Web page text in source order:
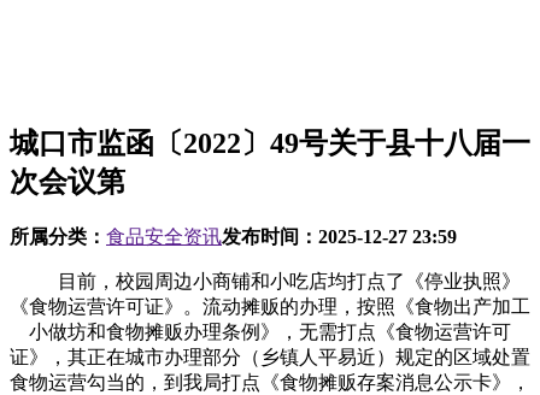
城口市监函〔2022〕49号关于县十八届一
次会议第
所属分类： 食品安全资讯发布时间： 2025-12-27 23:59
目前，校园周边小商铺和小吃店均打点了《停业执照》
《食物运营许可证》。流动摊贩的办理，按照《食物出产加工
小做坊和食物摊贩办理条例》，无需打点《食物运营许可
证》，其正在城市办理部分（乡镇人平易近）规定的区域处置
食物运营勾当的，到我局打点《食物摊贩存案消息公示卡》，